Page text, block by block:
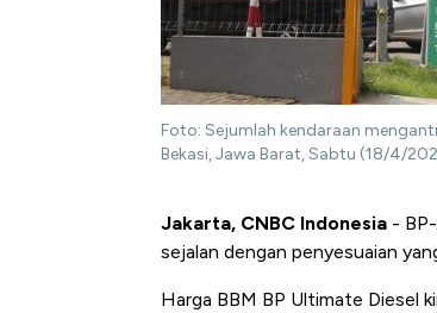
Foto: Sejumlah kendaraan
Bekasi, Jawa Barat, Sabtu (18/4/
Jakarta, CNBC Indonesia -
sejalan dengan penyesuaian
Harga BBM BP Ultimate Diesel